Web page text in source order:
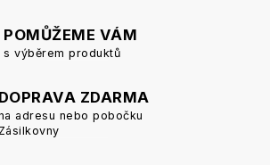
POMŮŽEME VÁM
s výběrem produktů
DOPRAVA ZDARMA
adresu nebo pobočku
Zásilkovny